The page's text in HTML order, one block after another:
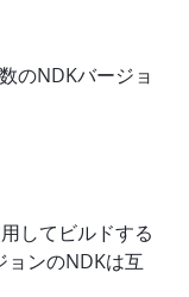
のNDKバージョ
してビルドする
ョンのNDKは互